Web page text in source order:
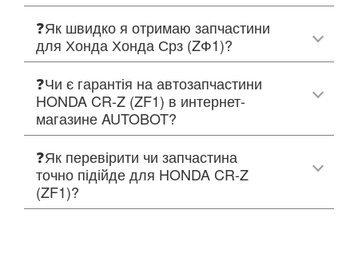
❓Як швидко я отримаю запчастини
для Хонда Хонда Срз (ZФ1)?
❓Чи є гарантія на автозапчастини
HONDA CR-Z (ZF1) в интернет-
магазине AUTOBOT?
❓Як перевірити чи запчастина
точно підійде для HONDA CR-Z
(ZF1)?